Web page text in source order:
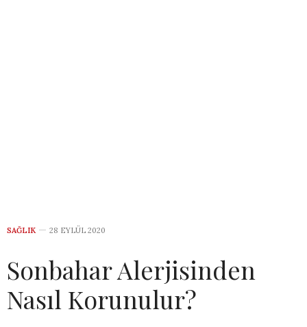
SAĞLIK 28 EYLÜL 2020
Sonbahar Alerjisinden
Nasıl Korunulur?